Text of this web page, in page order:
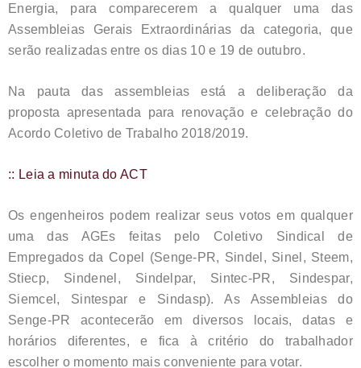
Energia, para comparecerem a qualquer uma das
Assembleias Gerais Extraordinárias da categoria, que
serão realizadas entre os dias 10 e 19 de outubro.
Na pauta das assembleias está a deliberação da
proposta apresentada para renovação e celebração do
Acordo Coletivo de Trabalho 2018/2019.
:: Leia a minuta do ACT
Os engenheiros podem realizar seus votos em qualquer
uma das AGEs feitas pelo Coletivo Sindical de
Empregados da Copel (Senge-PR, Sindel, Sinel, Steem,
Stiecp, Sindenel, Sindelpar, Sintec-PR, Sindespar,
Siemcel, Sintespar e Sindasp). As Assembleias do
Senge-PR acontecerão em diversos locais, datas e
horários diferentes, e fica à critério do trabalhador
escolher o momento mais conveniente para votar.